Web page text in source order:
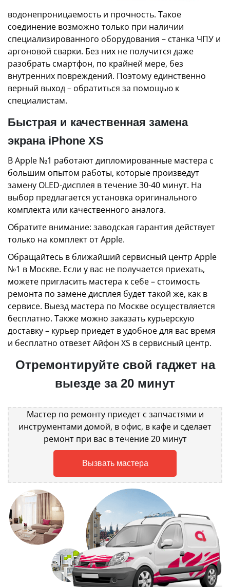
водонепроницаемость и прочность. Такое
соединение возможно только при наличии
специализированного оборудования – станка ЧПУ и
аргоновой сварки. Без них не получится даже
разобрать смартфон, по крайней мере, без
внутренних повреждений. Поэтому единственно
верный выход – обратиться за помощью к
специалистам.
Быстрая и качественная замена
экрана iPhone XS
В Apple №1 работают дипломированные мастера с
большим опытом работы, которые произведут
замену OLED-дисплея в течение 30-40 минут. На
выбор предлагается установка оригинального
комплекта или качественного аналога.
Обратите внимание: заводская гарантия действует
только на комплект от Apple.
Обращайтесь в ближайший сервисный центр Apple
№1 в Москве. Если у вас не получается приехать,
можете пригласить мастера к себе – стоимость
ремонта по замене дисплея будет такой же, как в
сервисе. Выезд мастера по Москве осуществляется
бесплатно. Также можно заказать курьерскую
доставку – курьер приедет в удобное для вас время
и бесплатно отвезет Айфон XS в сервисный центр.
Отремонтируйте свой гаджет на
выезде за 20 минут
Мастер по ремонту приедет с запчастями и
инструментами домой, в офис, в кафе и сделает
ремонт при вас в течение 20 минут
Вызвать мастера